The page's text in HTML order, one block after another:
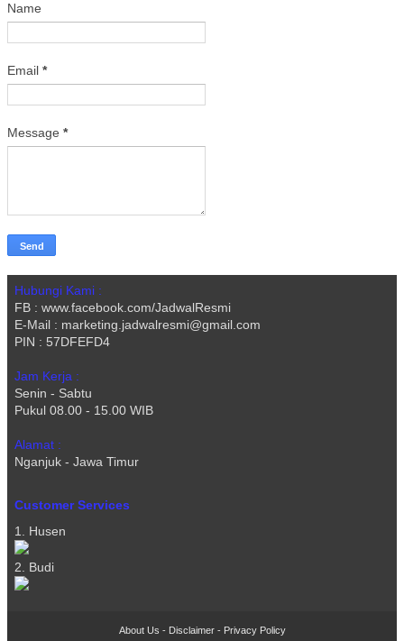
Name
Email *
Message *
Hubungi Kami :
FB : www.facebook.com/JadwalResmi
E-Mail : marketing.jadwalresmi@gmail.com
PIN : 57DFEFD4
Jam Kerja :
Senin - Sabtu
Pukul 08.00 - 15.00 WIB
Alamat :
Nganjuk - Jawa Timur
Customer Services
1. Husen
2. Budi
About Us - Disclaimer- Privacy Policy